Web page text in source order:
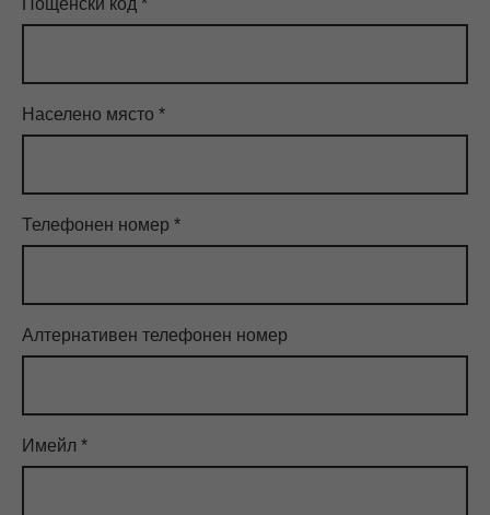
Пощенски код *
Населено място *
Телефонен номер *
Алтернативен телефонен номер
Имейл *